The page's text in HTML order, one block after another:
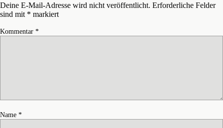
Deine E-Mail-Adresse wird nicht veröffentlicht. Erforderliche Felder
sind mit * markiert
Kommentar *
Name *